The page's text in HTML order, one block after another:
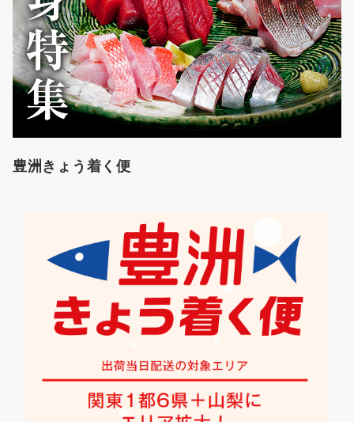
豊洲きょう着く便